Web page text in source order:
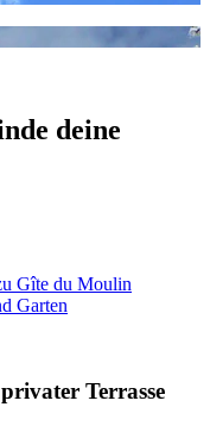
deine
Gîte du Moulin
Garten
Terrasse